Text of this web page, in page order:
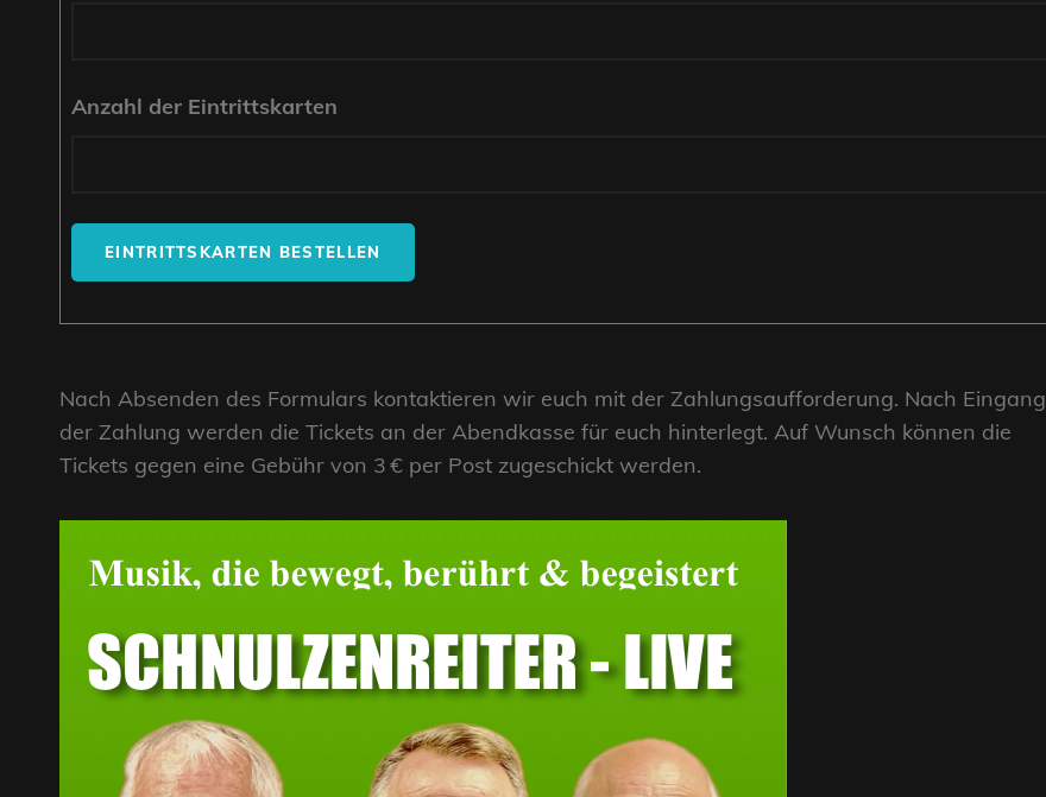
Anzahl der Eintrittskarten
Nach Absenden des Formulars kontaktieren wir euch mit der Zahlungsaufforderung. Nach Eingang
der Zahlung werden die Tickets an der Abendkasse für euch hinterlegt. Auf Wunsch können die
Tickets gegen eine Gebühr von 3 € per Post zugeschickt werden.